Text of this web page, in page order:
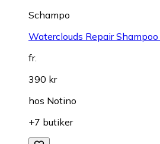
Schampo
Waterclouds Repair
fr.
390 kr
hos Notino
+7 butiker